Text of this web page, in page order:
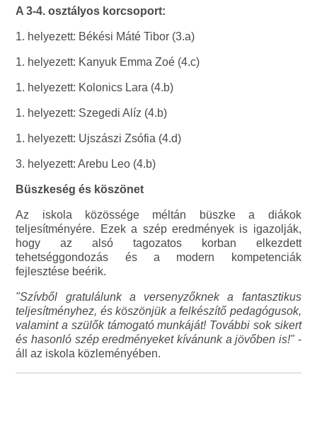
A 3-4. osztályos korcsoport:
1. helyezett: Békési Máté Tibor (3.a)
1. helyezett: Kanyuk Emma Zoé (4.c)
1. helyezett: Kolonics Lara (4.b)
1. helyezett: Szegedi Alíz (4.b)
1. helyezett: Ujszászi Zsófia (4.d)
3. helyezett: Arebu Leo (4.b)
Büszkeség és köszönet
Az iskola közössége méltán büszke a diákok
teljesítményére. Ezek a szép eredmények is igazolják,
hogy az alsó tagozatos korban elkezdett
tehetséggondozás és a modern kompetenciák
fejlesztése beérik.
"Szívből gratulálunk a versenyzőknek a fantasztikus
teljesítményhez, és köszönjük a felkészítő pedagógusok,
valamint a szülők támogató munkáját! További sok sikert
és hasonló szép eredményeket kívánunk a jövőben is!"-
áll az iskola közleményében.